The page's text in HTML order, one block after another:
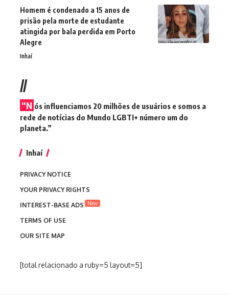
Homem é condenado a 15 anos de
prisão pela morte de estudante
atingida por bala perdida em Porto
Alegre
Inhaí
//
“N ós influenciamos 20 milhões de usuários e somos a
rede de notícias do Mundo LGBTI+ número um do
planeta.”
Inhaí
PRIVACY NOTICE
YOUR PRIVACY RIGHTS
INTEREST-BASE ADS
New
TERMS OF USE
OUR SITE MAP
[total relacionado a ruby=5 layout=5]